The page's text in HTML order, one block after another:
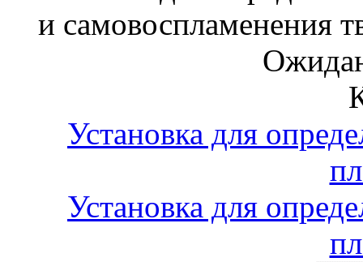
и самовоспламенения
Установка для
Установка для